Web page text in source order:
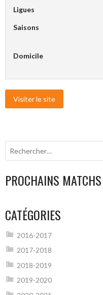
Ligues
Saisons
Domicile
PROCHAINS MATCHS
CATÉGORIES
2016-2017
2017-2018
2018-2019
2019-2020